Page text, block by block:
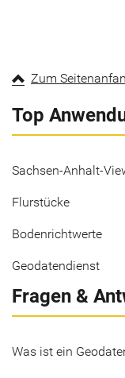
Zum
Top
Sachsen-Anhalt-
Flurstücke
Bodenrichtwerte
Geodatendienst
Fragen &
Was ist ein